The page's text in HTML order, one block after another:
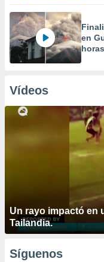
en
Vídeos
Un rayo impactó en
Tailandia.
Síguenos